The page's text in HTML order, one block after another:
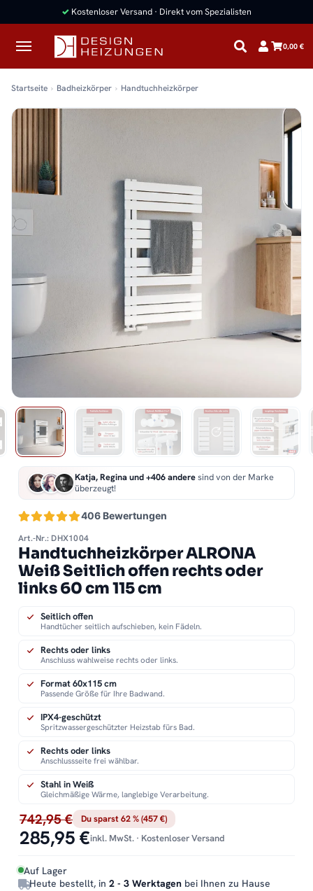
✓ Kostenloser Versand · Direkt vom Spezialisten
0,00 €
Startseite Badheizkörper Handtuchheizkörper
406 Bewertungen
Katja, Regina und +406 anderesind von der Marke
überzeugt!
Art.-Nr.: DHX1004
Handtuchheizkörper ALRONA
Weiß Seitlich offen rechts oder
links 60 cm 115 cm
742,95 € Du sparst 62 % (457 €)
285,95 €inkl. MwSt. · Kostenloser Versand
Auf Lager
Heute bestellt, in 2 - 3 Werktagen bei Ihnen zu Hause
Seitlich offen
Handtücher seitlich aufschieben, kein Fädeln.
Rechts oder links
Anschluss wahlweise rechts oder links.
Format 60x115 cm
Passende Größe für Ihre Badwand.
IPX4-geschützt
Spritzwassergeschützter Heizstab fürs Bad.
Rechts oder links
Anschlussseite frei wählbar.
Stahl in Weiß
Gleichmäßige Wärme, langlebige Verarbeitung.